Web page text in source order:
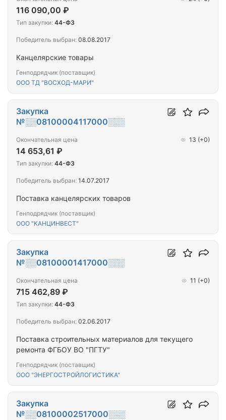
Канцелярские товары
Генподрядчик (поставщик)
ООО ТД "ВОСХОД-МАРИ"
116 090,00 ₽
Тип закупки: 44-ФЗ
Победитель выбран: 08.08.2017
Поставка канцелярских товаров
Генподрядчик (поставщик)
ООО "КАНЦИНВЕСТ"
Закупка
№░░08100004117000░░░
Окончательная цена
14 653,61 ₽
13 (+0)
Тип закупки: 44-ФЗ
Победитель выбран: 14.07.2017
Поставка строительных материалов для текущего
ремонта ФГБОУ ВО "ПГТУ"
Генподрядчик (поставщик)
ООО "ЭНЕРГОСТРОЙЛОГИСТИКА"
Закупка
№░░08100001417000░░░
Окончательная цена
715 462,89 ₽
11 (+0)
Тип закупки: 44-ФЗ
Победитель выбран: 02.06.2017
Закупка
№░░08100002517000░░░